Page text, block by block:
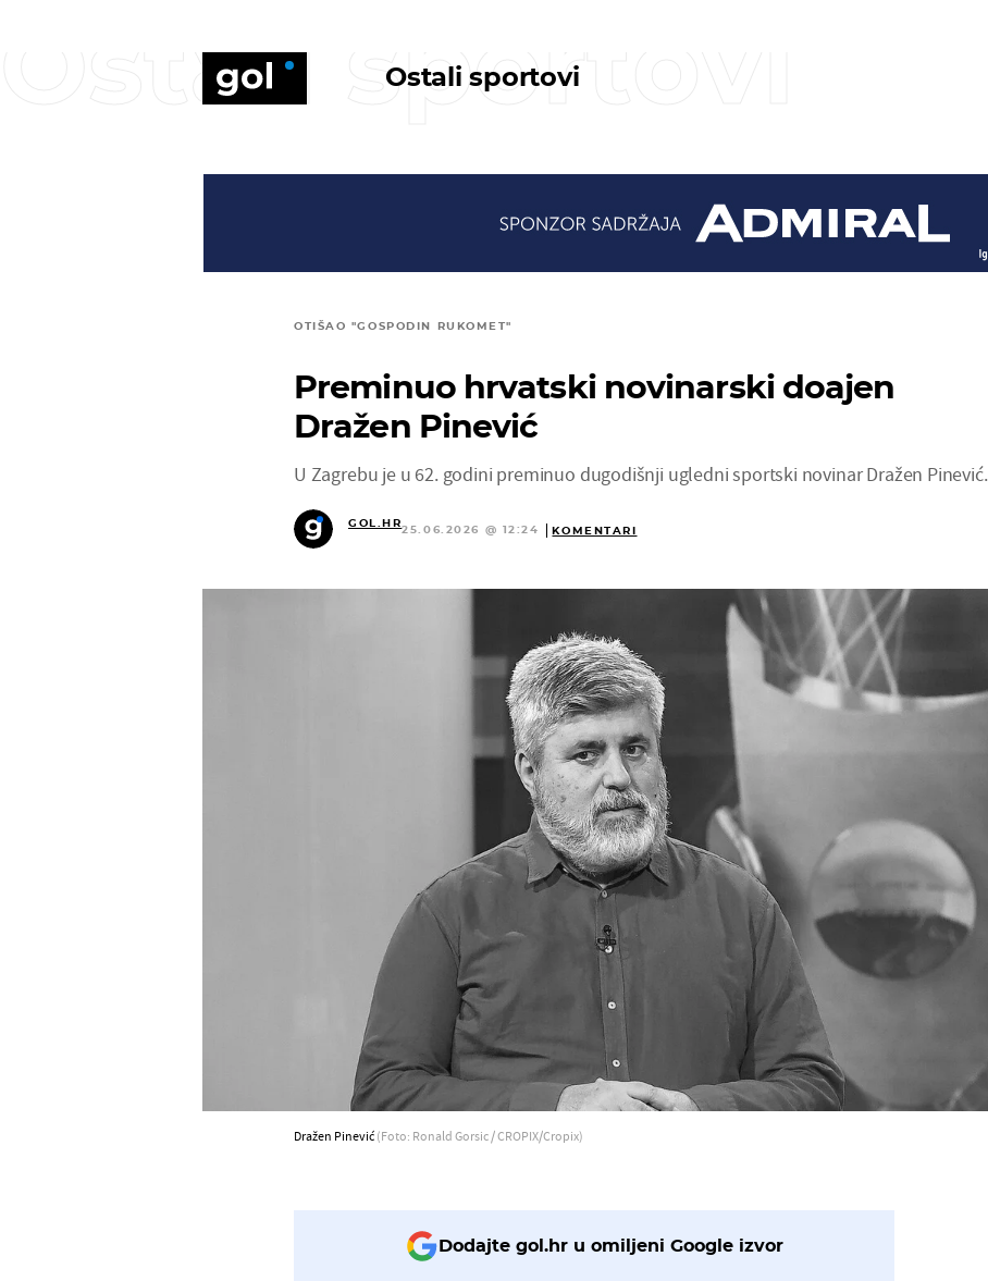
Ostali sportovi
Ostali sportovi
OTIŠAO "GOSPODIN RUKOMET"
Preminuo hrvatski novinarski doajen
Dražen Pinević
U Zagrebu je u 62. godini preminuo dugodišnji ugledni sportski novinar Dražen Pinević.
GOL.HR
25.06.2026 @ 12:24 KOMENTARI
Dražen Pinević (Foto: Ronald Gorsic / CROPIX/Cropix)
Dodajte gol.hr u omiljeni Google izvor